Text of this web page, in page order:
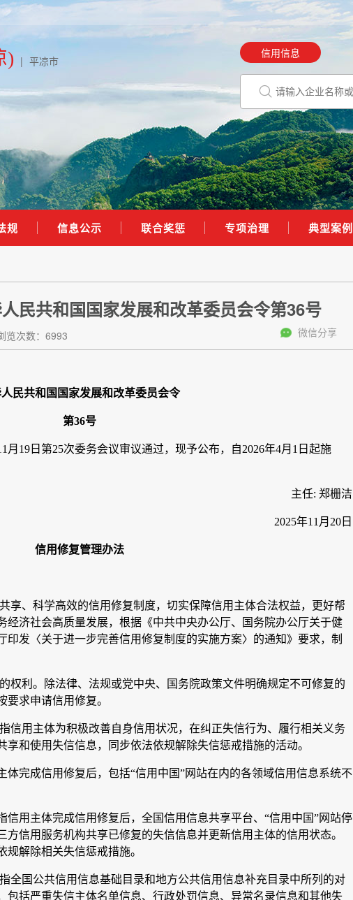
) | 平凉市
信用信息
规 信息公示 联合奖惩 专项治理 典型案例
民共和国国家发展和改革委员会令第36号
览次数：6993 微信分享